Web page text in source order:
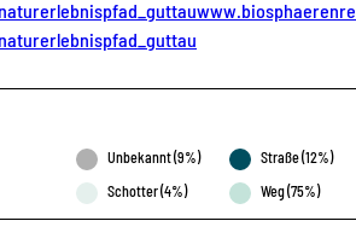
Unbekannt (9%)
Straße (12%)
Schotter (4%)
Weg (75%)